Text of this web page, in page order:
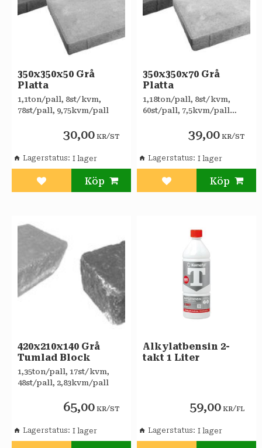
350x350x50 Grå
Platta
​1,1ton/pall, 8st/kvm,
78st/pall, 9,75kvm/pall
30,00 KR/ST
Lägg till i favoriter
Lagerstatus
350x350x70 Grå
Platta
1,18ton/pall, 8st/kvm,
60st/pall, 7,5kvm/pall
39,00 KR/ST
Lägg till i favoriter
Lagerstatus
420x210x140 Grå
Tumlad Block
1,35ton/pall, 17st/kvm,
48st/pall, 2,83kvm/pall
65,00 KR/ST
Lagerstatus
Alkylatbensin 2-
takt 1 Liter
59,00 KR/FL
Lagerstatus